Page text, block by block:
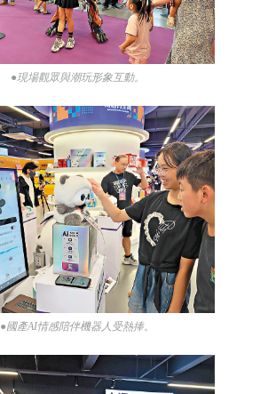
●現場觀眾與潮玩形象互動。
●國產AI情感陪伴機器人受熱捧。